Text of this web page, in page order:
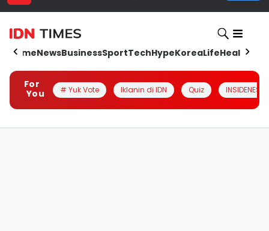
HomeNewsBusinessSportTechHypeKoreaLifeHealth
For
You
# Yuk Vote Iklanin di IDN Quiz INSIDENESIA